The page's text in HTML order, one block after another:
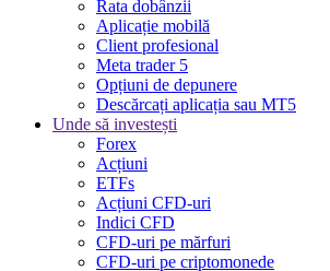
Rata dobânzii
Aplicație mobilă
Client profesional
Meta trader 5
Opțiuni de depunere
Descărcați aplicația sau MT5
Unde să investești
Forex
Acțiuni
ETFs
Acțiuni CFD-uri
Indici CFD
CFD-uri pe mărfuri
CFD-uri pe criptomonede